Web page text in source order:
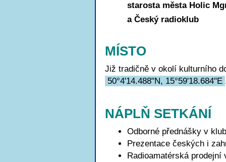
starosta města Holic
a Český radioklub
MÍSTO
Již tradičně v okolí kulturního
50°4'14.488"N, 15°59'18.684"E
NÁPLŇ SETKÁNÍ
Odborné přednášky v
Prezentace českých i
Radioamatérská